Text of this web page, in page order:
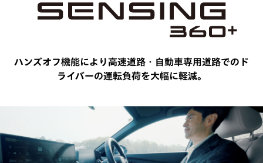
ハンズオフ機能により高速道路・自動車専用道路での ド
ライバーの運転負荷を大幅に軽減。